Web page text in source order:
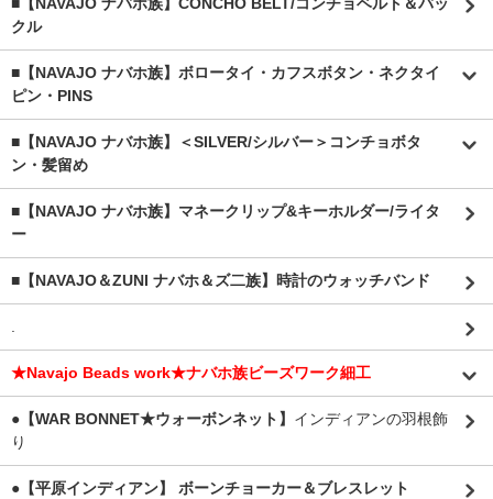
■【NAVAJO ナバホ族】CONCHO BELT/コンチョベルト＆バッ
クル
■【NAVAJO ナバホ族】ボロータイ・カフスボタン・ネクタイ
ピン・PINS
■【NAVAJO ナバホ族】＜SILVER/シルバー＞コンチョボタ
ン・髪留め
■【NAVAJO ナバホ族】マネークリップ&キーホルダー/ライタ
ー
■【NAVAJO＆ZUNI ナバホ＆ズ二族】時計のウォッチバンド
.
★Navajo Beads work★ナバホ族ビーズワーク細工
●【WAR BONNET★ウォーボンネット】 インディアンの羽根飾
り
●【平原インディアン】 ボーンチョーカー＆ブレスレット